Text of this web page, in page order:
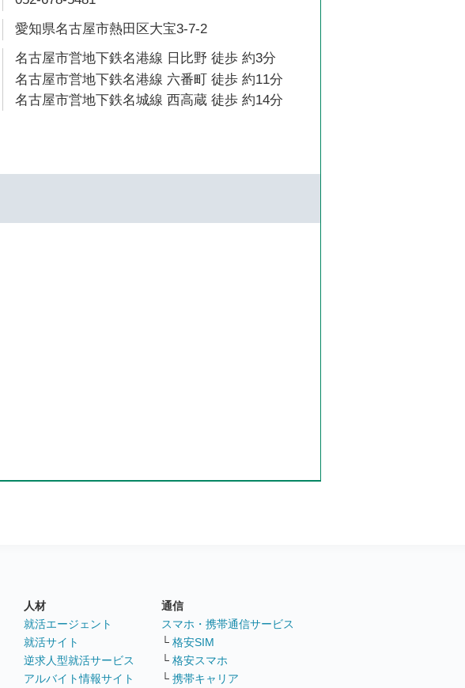
愛知県名古屋市熱田区大宝3-7-2
名古屋市営地下鉄名港線 日比野 徒歩 約3分
名古屋市営地下鉄名港線 六番町 徒歩 約11分
名古屋市営地下鉄名城線 西高蔵 徒歩 約14分
人材
就活エージェント
就活サイト
逆求人型就活サービス
アルバイト情報サイト
通信
スマホ・携帯通信サービス
└ 格安SIM
└ 格安スマホ
└ 携帯キャリア